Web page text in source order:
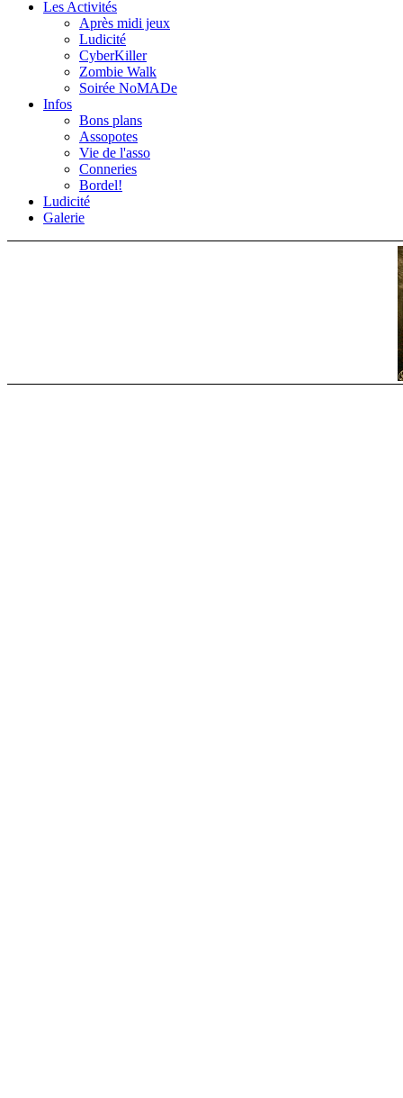
Les Activités
Après midi jeux
Ludicité
CyberKiller
Zombie Walk
Soirée NoMADe
Infos
Bons plans
Assopotes
Vie de l'asso
Conneries
Bordel!
Ludicité
Galerie